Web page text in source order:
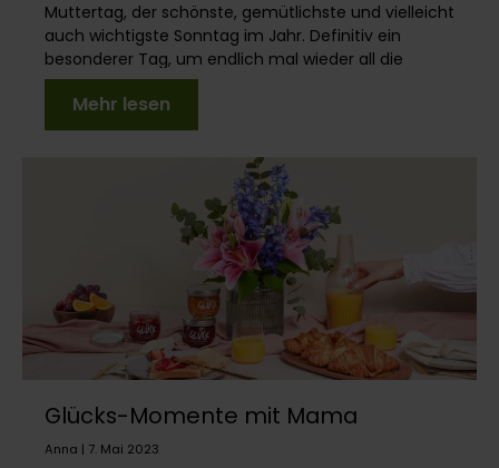
Muttertag, der schönste, gemütlichste und vielleicht
auch wichtigste Sonntag im Jahr. Definitiv ein
besonderer Tag, um endlich mal wieder all die
wund...
Mehr lesen
Glücks-Momente mit Mama
Anna | 7. Mai 2023